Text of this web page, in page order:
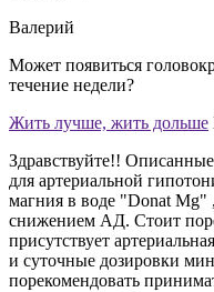
Валерий
Может появиться
течение недели?
Жить лучше, жить дольше
Здравствуйте!!
для артериальной
магния в воде "Donat Mg"
снижением АД. Стоит
присутствует
и суточные дозировки
порекомендовать